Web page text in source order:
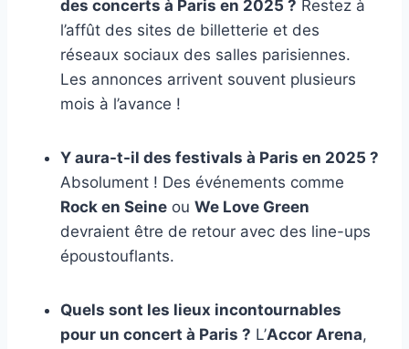
des concerts à Paris en 2025 ? Restez à
l’affût des sites de billetterie et des
réseaux sociaux des salles parisiennes.
Les annonces arrivent souvent plusieurs
mois à l’avance !
Y aura-t-il des festivals à Paris en 2025 ?
Absolument ! Des événements comme
Rock en Seine ou We Love Green
devraient être de retour avec des line-ups
époustouflants.
Quels sont les lieux incontournables
pour un concert à Paris ? L’Accor Arena,